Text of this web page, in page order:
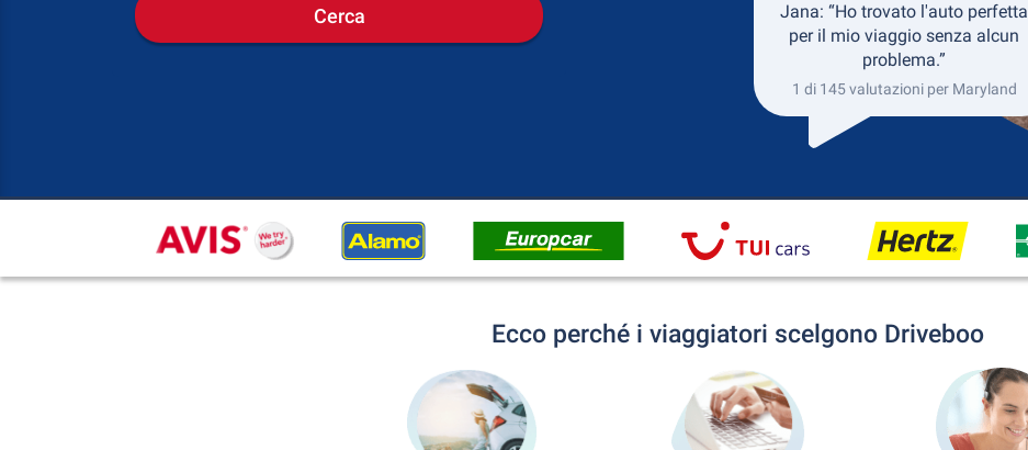
Cerca
Jana: “Ho trovato l'auto perfetta
per il mio viaggio senza alcun
problema.”
1 di 145 valutazioni per Maryland
Ecco perché i viaggiatori scelgono Driveboo